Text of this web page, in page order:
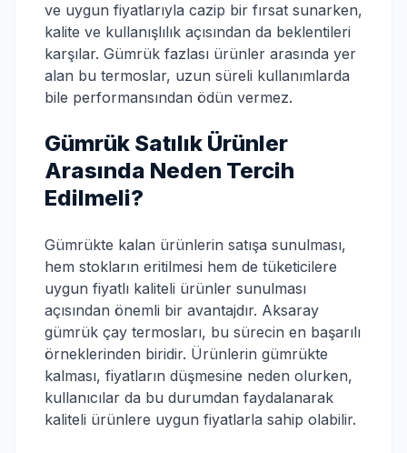
ve uygun fiyatlarıyla cazip bir fırsat sunarken,
kalite ve kullanışlılık açısından da beklentileri
karşılar. Gümrük fazlası ürünler arasında yer
alan bu termoslar, uzun süreli kullanımlarda
bile performansından ödün vermez.
Gümrük Satılık Ürünler
Arasında Neden Tercih
Edilmeli?
Gümrükte kalan ürünlerin satışa sunulması,
hem stokların eritilmesi hem de tüketicilere
uygun fiyatlı kaliteli ürünler sunulması
açısından önemli bir avantajdır. Aksaray
gümrük çay termosları, bu sürecin en başarılı
örneklerinden biridir. Ürünlerin gümrükte
kalması, fiyatların düşmesine neden olurken,
kullanıcılar da bu durumdan faydalanarak
kaliteli ürünlere uygun fiyatlarla sahip olabilir.